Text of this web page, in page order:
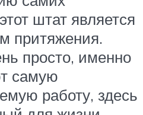
штат является
притяжения.
просто, именно
самую
работу, здесь